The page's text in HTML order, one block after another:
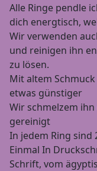
Alle Ringe pendle
dich energtisch,
Wir verwenden
und reinigen ihn
zu lösen.
Mit altem
etwas günstiger
Wir schmelzem
gereinigt
In jedem Ring sind
Einmal In
Schrift, vom